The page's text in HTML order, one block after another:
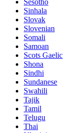
Sesotho
Sinhala
Slovak
Slovenian
Somali
Samoan
Scots Gaelic
Shona
Sindhi
Sundanese
Swahili
Tajik
Tamil
Telugu
Thai